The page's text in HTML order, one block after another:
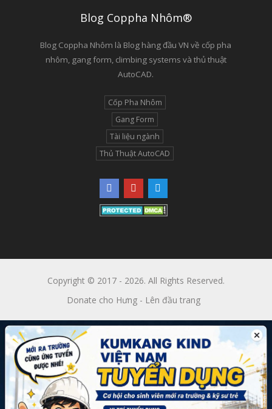
Blog Coppha Nhôm®
Blog Coppha Nhôm là Blog hàng đầu VN về cốp pha
nhôm, gang form, climbing systems và thủ thuật
AutoCAD.
Cốp Pha Nhôm
Gang Form
Tài liệu ngành
Thủ Thuật AutoCAD
Copyright © 2017 - 2026. All Rights Reserved.
Donate cho Hưng- Lên đầu trang